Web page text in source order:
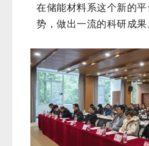
在储能材料系这个新的
势，做出一流的科研成果